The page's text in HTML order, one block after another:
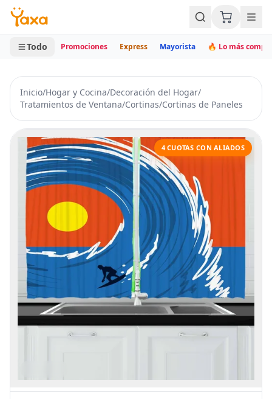
MINI CARRITO
0 productos
Todo Promociones Express Mayorista 🔥 Lo más
Inicio/Hogar y Cocina/Decoración del Hogar/
Tratamientos de Ventana/Cortinas/Cortinas de Paneles
4 CUOTAS CON ALIADOS